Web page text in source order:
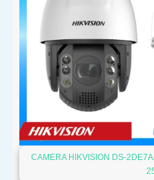
CAMERA HIKVISION DS-